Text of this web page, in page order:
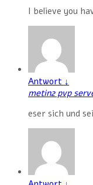
I believe you
Antwort ↓
metin2 pvp
eser sich und